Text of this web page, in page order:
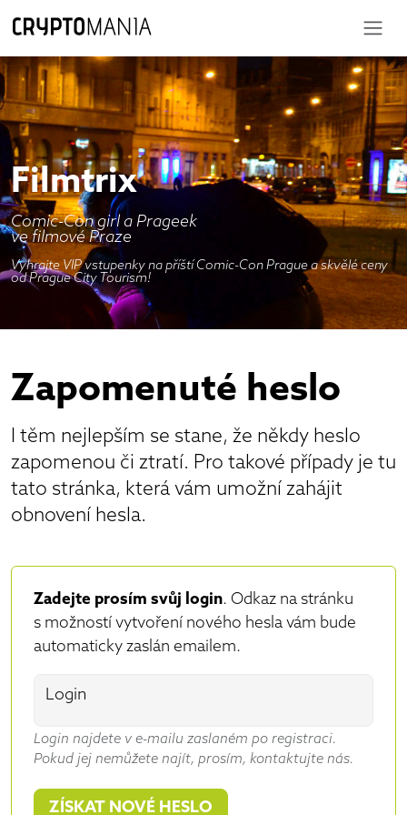
Filmtrix
Comic-Con girl a Prageek
ve filmové Praze
Vyhrajte VIP vstupenky na příští Comic-Con Prague a skvělé ceny
od Prague City Tourism!
Zapomenuté heslo
I těm nejlepším se stane, že někdy heslo
zapomenou či ztratí. Pro takové případy je tu
tato stránka, která vám umožní zahájit
obnovení hesla.
Zadejte prosím svůj login. Odkaz na stránku
s možností vytvoření nového hesla vám bude
automaticky zaslán emailem.
Login
Login najdete v e-mailu zaslaném po registraci.
Pokud jej nemůžete najít, prosím, kontaktujte nás.
ZÍSKAT NOVÉ HESLO